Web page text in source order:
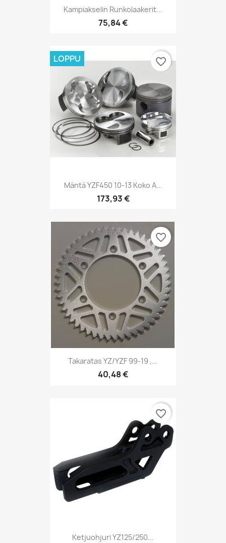
Kampiakselin Runkolaakerit...
75,84 €
Mäntä YZF450 10-13 Koko A...
173,93 €
LOPPU favorite_border
Takaratas YZ/YZF 99-19 ,...
40,48 €
favorite_border
Ketjuohjuri YZ125/250...
favorite_border